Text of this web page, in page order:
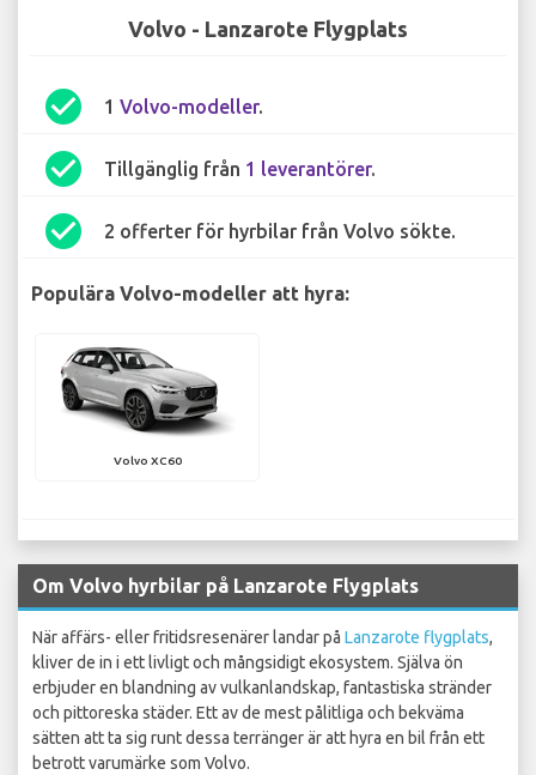
Volvo - Lanzarote Flygplats
check_circle 1 Volvo-modeller.
check_circle Tillgänglig från 1 leverantörer.
check_circle 2 offerter för hyrbilar från Volvo sökte.
Populära Volvo-modeller att hyra:
Volvo XC60
Om Volvo hyrbilar på Lanzarote Flygplats
När affärs- eller fritidsresenärer landar på Lanzarote flygplats,
kliver de in i ett livligt och mångsidigt ekosystem. Själva ön
erbjuder en blandning av vulkanlandskap, fantastiska stränder
och pittoreska städer. Ett av de mest pålitliga och bekväma
sätten att ta sig runt dessa terränger är att hyra en bil från ett
betrott varumärke som Volvo.